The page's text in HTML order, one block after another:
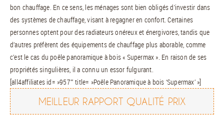
bon chauffage. En ce sens, les ménages sont bien obligés d’investir dans
des systèmes de chauffage, visant à regagner en confort. Certaines
personnes optent pour des radiateurs onéreux et énergivores, tandis que
d’autres préfèrent des équipements de chauffage plus aborable, comme
c’est le cas du poêle panoramique à bois « Supermax ». En raison de ses
propriétés singulières, il a connu un essor fulgurant.
[all4affiliates id= »957″ title= »Poêle Panoramique à bois ‘Supermax’ »]
MEILLEUR RAPPORT QUALITÉ PRIX